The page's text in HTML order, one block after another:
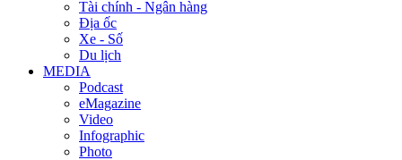
Tài chính - Ngân hàng
Địa ốc
Xe - Số
Du lịch
MEDIA
Podcast
eMagazine
Video
Infographic
Photo